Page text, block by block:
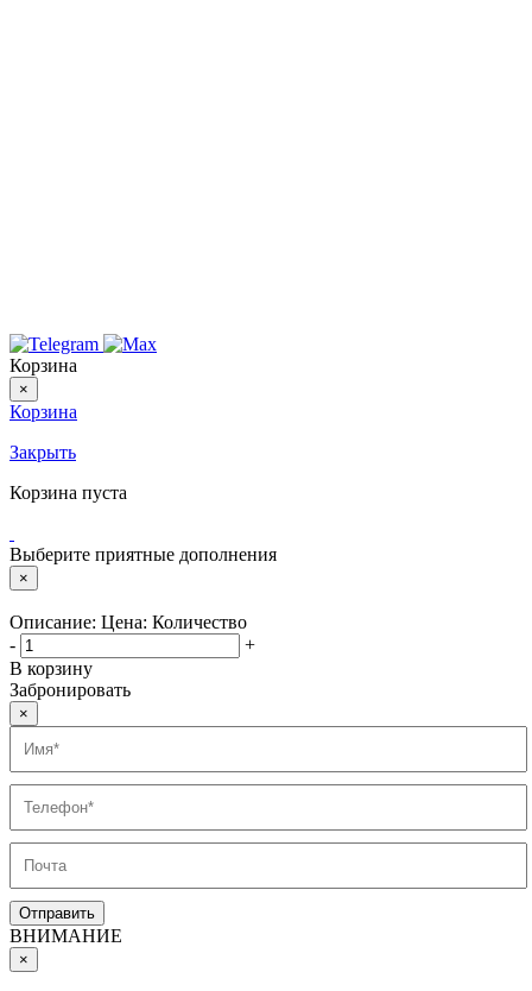
Корзина
×
Корзина
Закрыть
Корзина пуста
Выберите приятные дополнения
×
Описание: Цена: Количество
-
+
В корзину
Забронировать
×
ВНИМАНИЕ
×